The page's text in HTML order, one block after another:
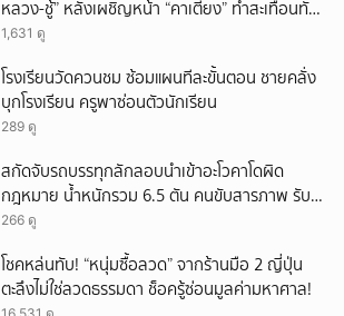
หลวง-ชู้” หลังเผชิญหน้า “คาเตียง” ทำสะเทือนทั้ง
ประเทศ
1,631 ดู
โรงเรียนวัดควนชม ซ้อมแผนทีละขั้นตอน ชายคลั่ง
บุกโรงเรียน ครูพาซ่อนตัวนักเรียน
289 ดู
สกัดจับรถบรรทุกลักลอบนำเข้าอะโวคาโดผิด
กฎหมาย น้ำหนักรวม 6.5 ตัน คนขับสารภาพ รับ
ค่าจ้างเที่ยวละ 5,000 บาท
266 ดู
โชคหล่นทับ! “หนุ่มซื้อลวด” จากร้านมือ 2 ญี่ปุ่น
ตะลึงไม่ใช่ลวดธรรมดา ช็อครู้ซ่อนมูลค่ามหาศาล!